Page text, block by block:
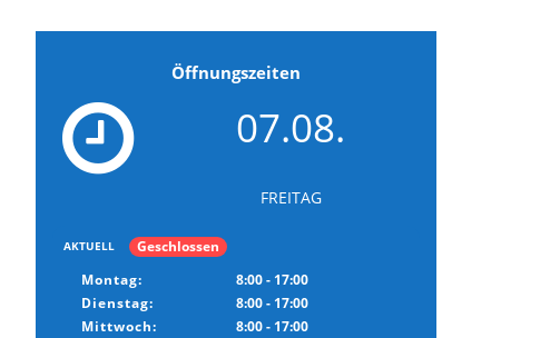
Öffnungszeiten
07.08.
FREITAG
AKTUELL
Geschlossen
Montag:
8:00 - 17:00
Dienstag:
8:00 - 17:00
Mittwoch:
8:00 - 17:00